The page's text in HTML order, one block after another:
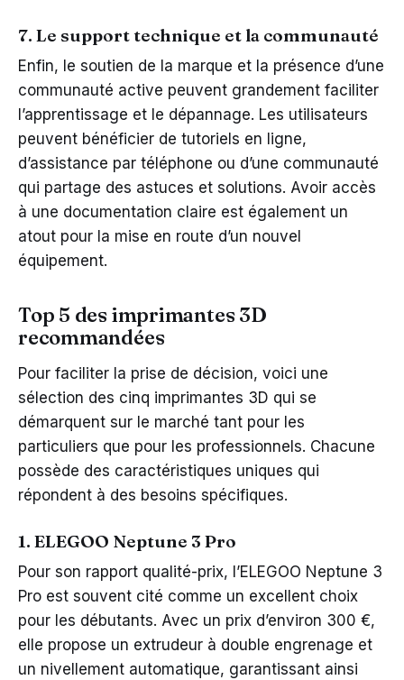
7. Le support technique et la communauté
Enfin, le soutien de la marque et la présence d’une
communauté active peuvent grandement faciliter
l’apprentissage et le dépannage. Les utilisateurs
peuvent bénéficier de tutoriels en ligne,
d’assistance par téléphone ou d’une communauté
qui partage des astuces et solutions. Avoir accès
à une documentation claire est également un
atout pour la mise en route d’un nouvel
équipement.
Top 5 des imprimantes 3D
recommandées
Pour faciliter la prise de décision, voici une
sélection des cinq imprimantes 3D qui se
démarquent sur le marché tant pour les
particuliers que pour les professionnels. Chacune
possède des caractéristiques uniques qui
répondent à des besoins spécifiques.
1. ELEGOO Neptune 3 Pro
Pour son rapport qualité-prix, l’ELEGOO Neptune 3
Pro est souvent cité comme un excellent choix
pour les débutants. Avec un prix d’environ 300 €,
elle propose un extrudeur à double engrenage et
un nivellement automatique, garantissant ainsi